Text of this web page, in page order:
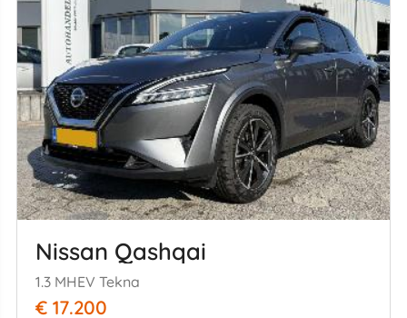
Nissan Qashqai
1.3 MHEV Tekna
€ 17.200